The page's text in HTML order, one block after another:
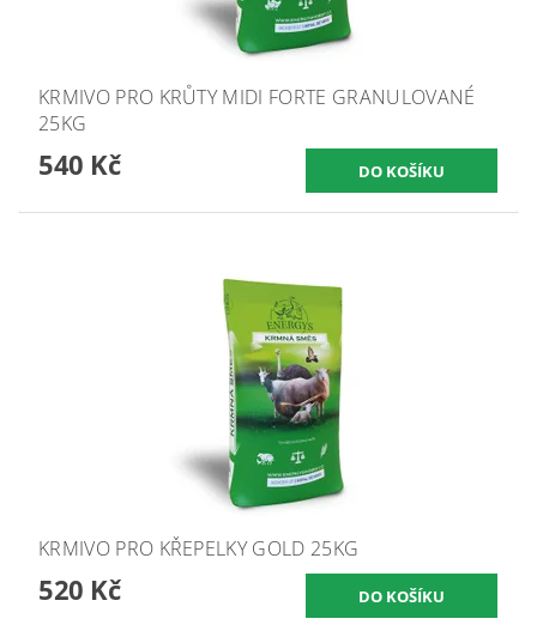
KRMIVO PRO KRŮTY MIDI FORTE GRANULOVANÉ
25KG
540 Kč
KRMIVO PRO KŘEPELKY GOLD 25KG
520 Kč